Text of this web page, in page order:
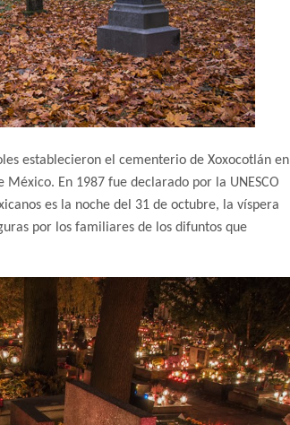
establecieron el cementerio de Xoxocotlán en
En 1987 fue declarado por la UNESCO
es la noche del 31 de octubre, la víspera
por los familiares de los difuntos que